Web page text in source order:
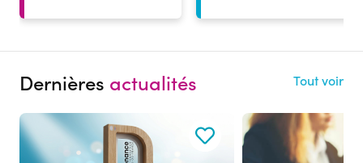
Dernières actualités Tout voir